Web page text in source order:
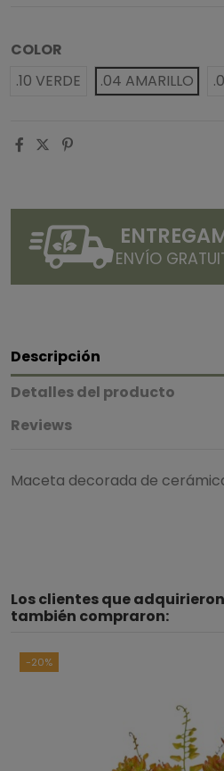
COLOR
.10 VERDE
.04 AMARILLO
ENVÍO
Descripción
Detalles del producto
Reviews
Maceta decorada de
Basado en7
sometidas a
Ver todas las
5estrellas
Los clientes que
también compraron:
-20%